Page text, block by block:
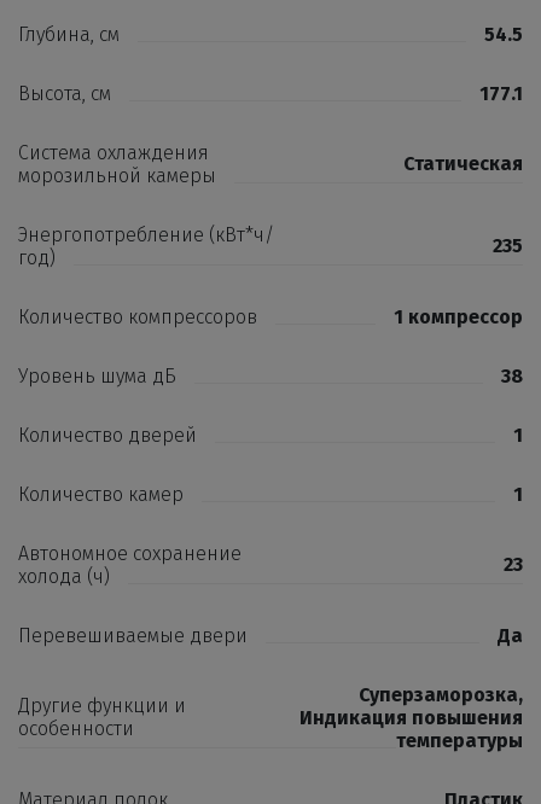
Глубина, см 54.5
Высота, см 177.1
Система охлаждения
морозильной камеры
Статическая
Энергопотребление (кВт*ч/
год)
235
Количество компрессоров 1 компрессор
Уровень шума дБ 38
Количество дверей 1
Количество камер 1
Автономное сохранение
холода (ч)
23
Перевешиваемые двери Да
Другие функции и
особенности
Суперзаморозка,
Индикация повышения
температуры